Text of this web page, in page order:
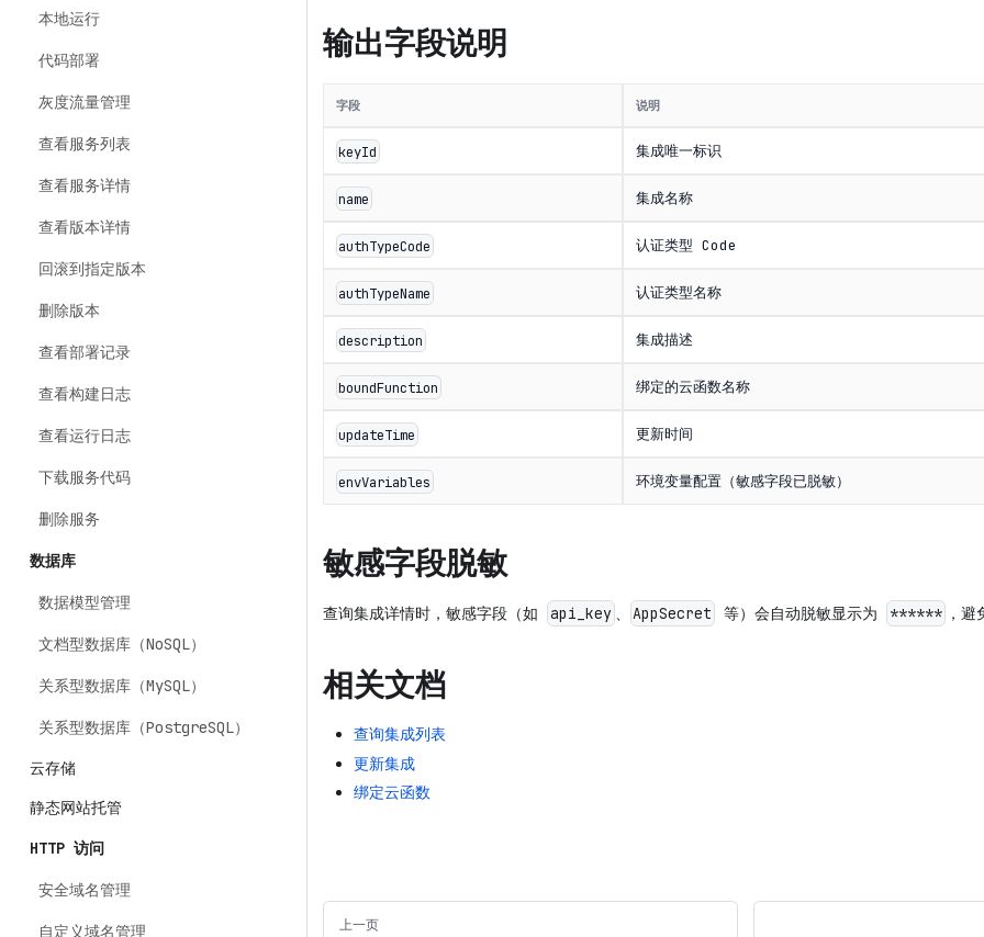
本地运行
代码部署
灰度流量管理
查看服务列表
查看服务详情
查看版本详情
回滚到指定版本
删除版本
查看部署记录
查看构建日志
查看运行日志
下载服务代码
删除服务
数据库
数据模型管理
文档型数据库（NoSQL）
关系型数据库（MySQL）
关系型数据库（PostgreSQL）
云存储
静态网站托管
HTTP 访问
安全域名管理
自定义域名管理
输出字段说明
字段 说明
keyId 集成唯一标识
name 集成名称
authTypeCode 认证类型 Code
authTypeName 认证类型名称
description 集成描述
boundFunction 绑定的云函数名称
updateTime 更新时间
envVariables 环境变量配置（敏感字段已脱敏）
敏感字段脱敏
查询集成详情时，敏感字段（如 api_key AppSecret 等）会自动脱敏显示为 ****** ，避
相关文档
查询集成列表
更新集成
绑定云函数
上一页